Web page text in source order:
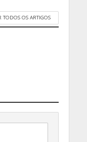
TODOS OS ARTIGOS